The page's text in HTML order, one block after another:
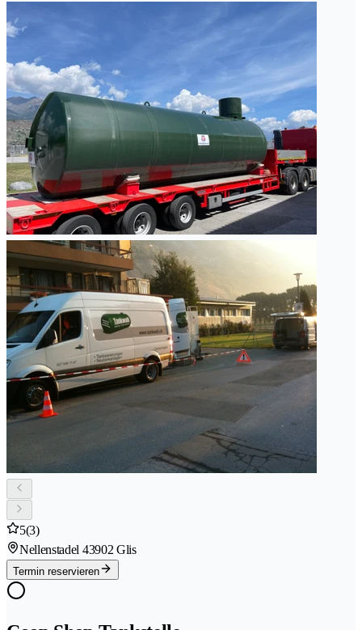
5(3)
Nellenstadel 43902 Glis
Termin reservieren